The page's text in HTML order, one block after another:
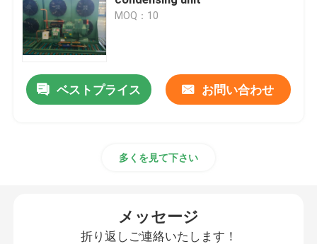
冷蔵室の空気クーラー
冷蔵室のコンデンサー
水は凝縮の単位を冷却した
MOQ：10
ベストプライス お問い合わせ
多くを見て下さい
メッセージ
折り返しご連絡いたします！